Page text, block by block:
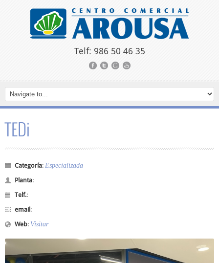
Telf: 986 50 46 35
TEDi
Categoría: Especializada
Planta:
Telf.:
email :
Web: Visitar